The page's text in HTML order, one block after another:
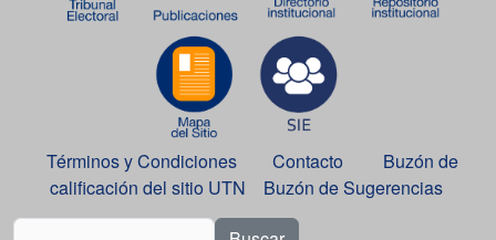
Términos y Condiciones Contacto
Buzón de
calificación del sitio UTN
Buzón de Sugerencias
Buscar